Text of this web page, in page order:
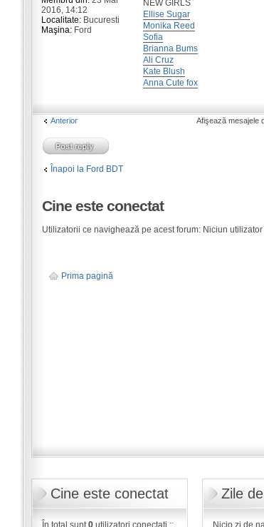
NEW GIRLS
Ellise Sugar
Monika Reed
Sofia
Brianna Bums
Ali Cruz
Kate Blush
Anna Cute fox
2016, 14:12
Localitate:Bucuresti
Maşina:Ford
Anterior Afişează mesajele
Înapoi la Ford BDT
Cine este conectat
Utilizatorii ce navighează pe acest forum: Niciun
Prima pagină
Cine este conectat
În total sunt 0utilizatori conectaţi ::
Zile
Nicio zi de